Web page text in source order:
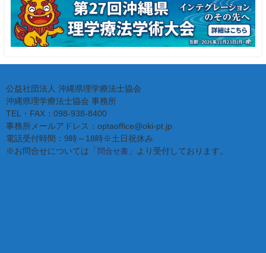
公益社団法人 沖縄県理学療法士協会
沖縄県理学療法士協会 事務所
TEL・FAX：098-938-8400
事務所メールアドレス：optaoffice@oki-pt.jp
電話受付時間：9時～18時※土日祝休み
※お問合せについては「 問合せ書 」より受付しております。